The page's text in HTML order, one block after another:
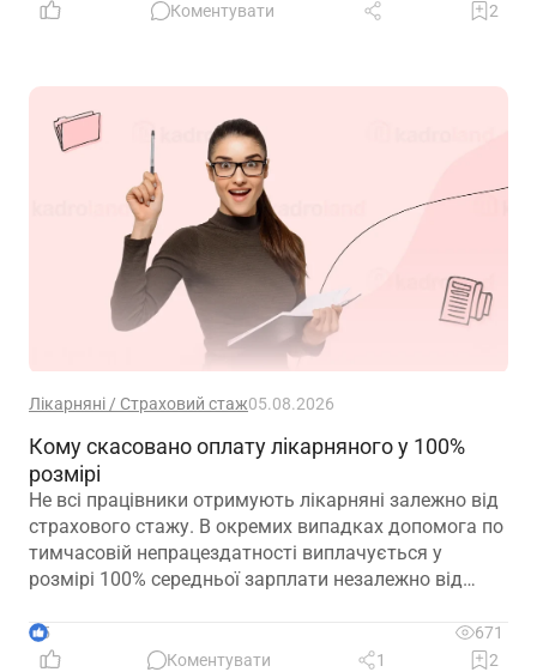
Коментувати
2
Лікарняні / Страховий стаж05.08.2026
Кому скасовано оплату лікарняного у 100%
розмірі
Не всі працівники отримують лікарняні залежно від
страхового стажу. В окремих випадках допомога по
тимчасовій непрацездатності виплачується у
розмірі 100% середньої зарплати незалежно від
працівники втратили право на 100% оплати
лікарняного у 2026 році. Деталі – у роз’ясненні ПФУ
5
671
Коментувати
1 2